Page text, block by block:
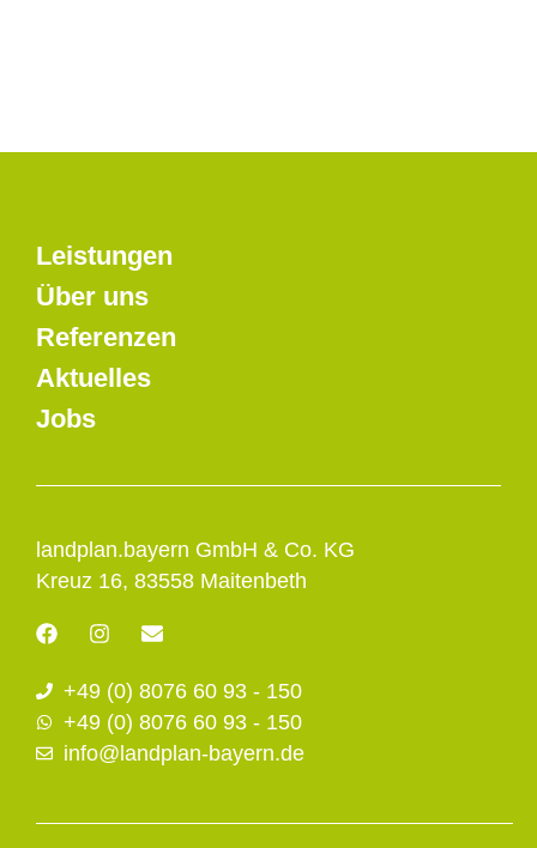
landplan.bayern GmbH & Co. KG
Kreuz 16, 83558 Maitenbeth
F
a
e
b
o
o
I
n
t
a
g
r
E
e
l
o
p
+49 (0) 8076 60 93 - 150
+49 (0) 8076 60 93 - 150
info@landplan-bayern.de
Leistungen
Über uns
Referenzen
Aktuelles
Jobs